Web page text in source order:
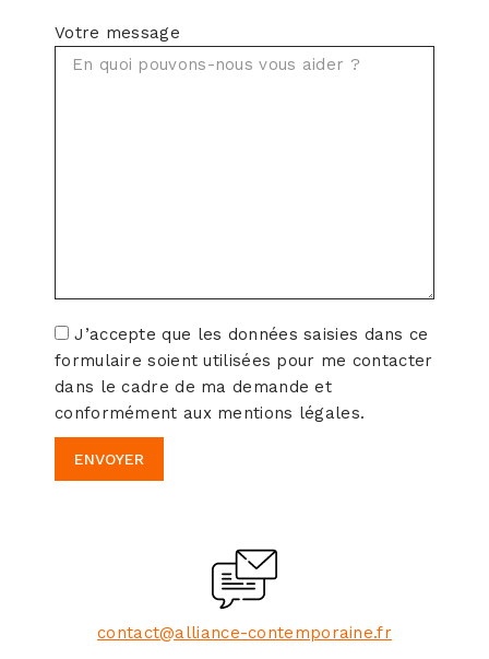
Votre message
J’accepte que les données saisies dans ce
formulaire soient utilisées pour me contacter
dans le cadre de ma demande et
conformément aux mentions légales.
contact@alliance-contemporaine.fr